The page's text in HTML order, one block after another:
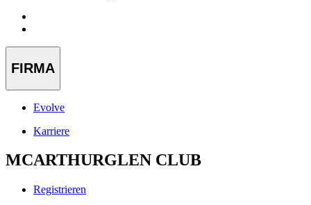
FIRMA
Evolve
Karriere
MCARTHURGLEN CLUB
Registrieren